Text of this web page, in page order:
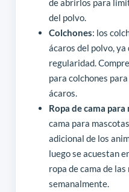
de abrirlos para
del polvo.
Colchones: los
ácaros del polvo, ya
regularidad.
para colchones
ácaros.
Ropa de cama para
cama para
adicional de los
luego se acuestan
ropa de cama de
semanalmente.